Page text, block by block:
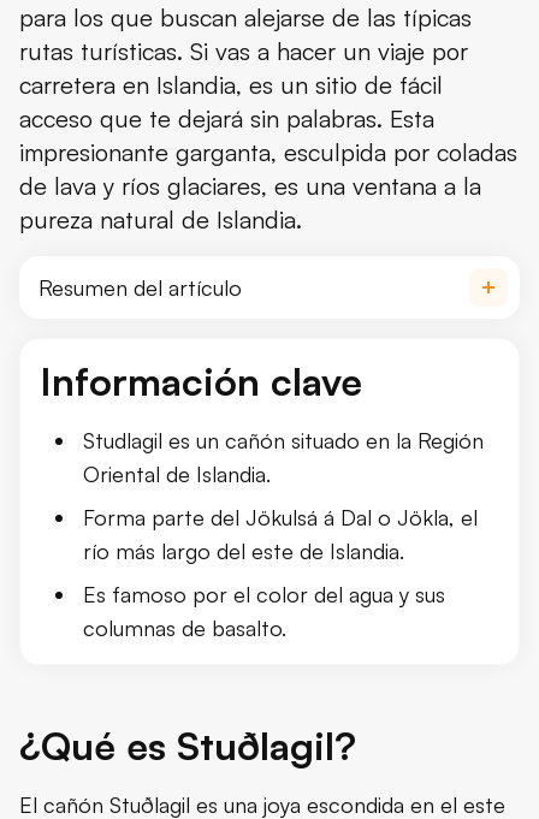
para los que buscan alejarse de las típicas
rutas turísticas. Si vas a hacer un viaje por
carretera en Islandia, es un sitio de fácil
acceso que te dejará sin palabras. Esta
impresionante garganta, esculpida por coladas
de lava y ríos glaciares, es una ventana a la
pureza natural de Islandia.
Resumen del artículo
Información clave
Studlagil es un cañón situado en la Región
Oriental de Islandia.
Forma parte del Jökulsá á Dal o Jökla, el
río más largo del este de Islandia.
Es famoso por el color del agua y sus
columnas de basalto.
¿Qué es Stuðlagil?
El cañón Stuðlagil es una joya escondida en el este